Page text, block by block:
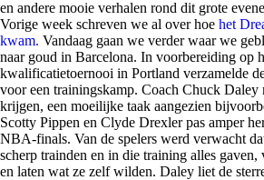
en andere mooie verhalen rond dit grote
Vorige week schreven we al over hoe het
kwam. Vandaag gaan we verder waar we
naar goud in Barcelona. In voorbereiding op
kwalificatietoernooi in Portland verzamelde
voor een trainingskamp. Coach Chuck Daley
krijgen, een moeilijke taak aangezien
Scotty Pippen en Clyde Drexler pas amper
NBA-finals. Van de spelers werd verwacht
scherp trainden en in die training alles gaven,
en laten wat ze zelf wilden. Daley liet de